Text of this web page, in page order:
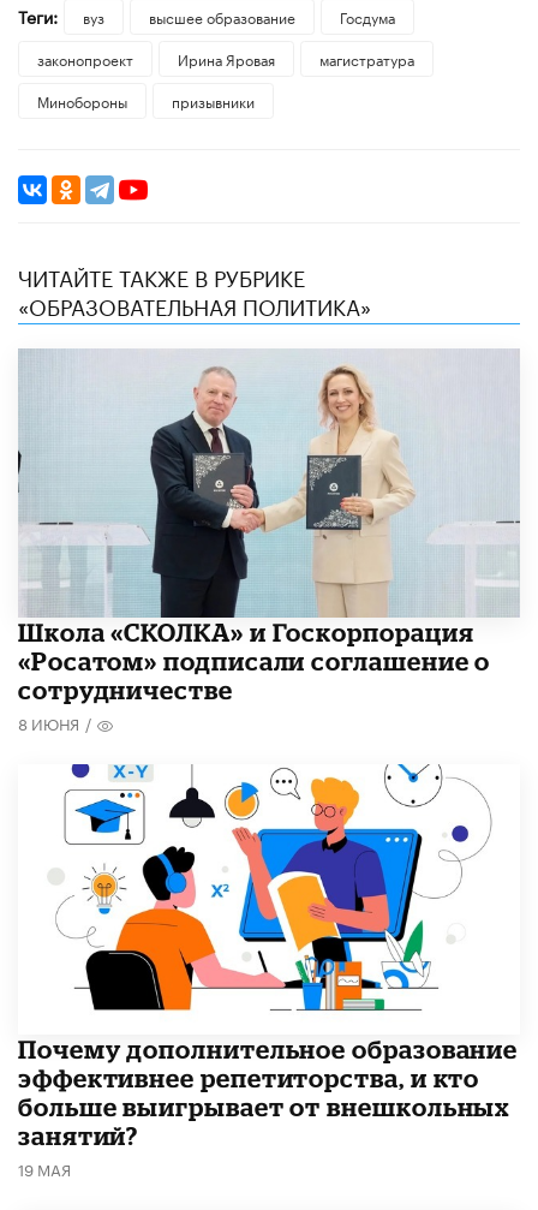
Теги: вуз высшее образование
Госдума
законопроект
Ирина Яровая
магистратура
Минобороны
призывники
ЧИТАЙТЕ ТАКЖЕ В РУБРИКЕ
«ОБРАЗОВАТЕЛЬНАЯ ПОЛИТИКА»
Школа «СКОЛКА» и Госкорпорация
«Росатом» подписали соглашение о
сотрудничестве
8 ИЮНЯ /
​Почему дополнительное образование
эффективнее репетиторства, и кто
больше выигрывает от внешкольных
занятий?
19 МАЯ